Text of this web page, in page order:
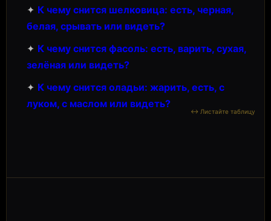
✦ К чему снится шелковица: есть, черная,
белая, срывать или видеть?
✦ К чему снится фасоль: есть, варить, сухая,
зелёная или видеть?
✦ К чему снится оладьи: жарить, есть, с
луком, с маслом или видеть?